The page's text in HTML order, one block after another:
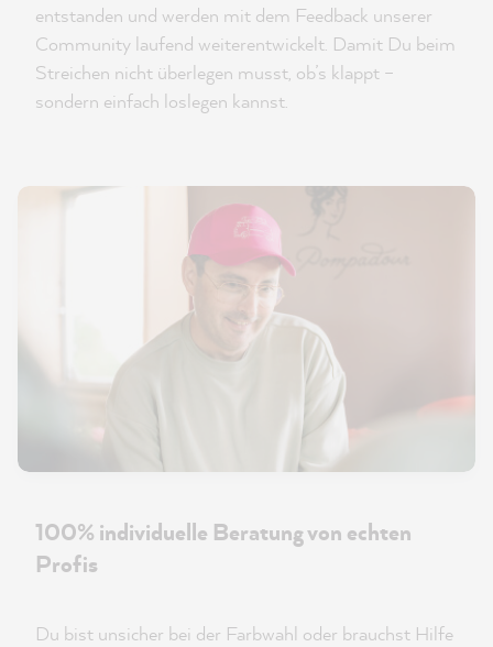
entstanden und werden mit dem Feedback unserer
Community laufend weiterentwickelt. Damit Du beim
Streichen nicht überlegen musst, ob’s klappt –
sondern einfach loslegen kannst.
100% individuelle Beratung von echten
Profis
Du bist unsicher bei der Farbwahl oder brauchst Hilfe